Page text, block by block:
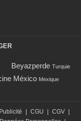
Beyazperde Turquie
México Mexique
Publicité CGU CGV